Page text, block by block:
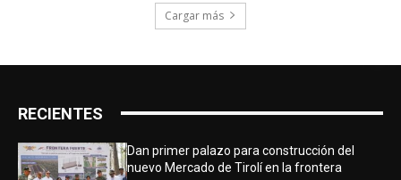
Cargar más
RECIENTES
Dan primer palazo para construcción del
nuevo Mercado de Tirolí en la frontera